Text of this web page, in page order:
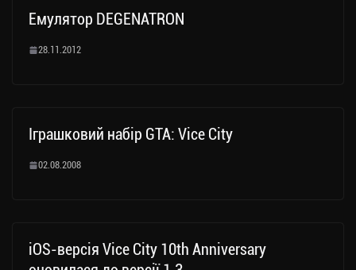
Емулятор DEGENATRON
28.11.2012
Іграшковий набір GTA: Vice City
02.08.2008
iOS-версія Vice City 10th Anniversary